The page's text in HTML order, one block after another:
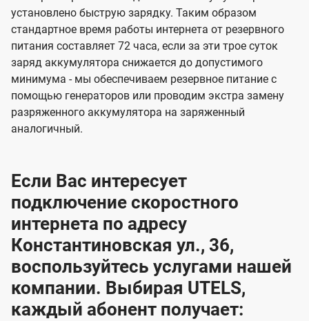
установлено быструю зарядку. Таким образом
стандартное время работы интернета от резервного
питания составляет 72 часа, если за эти трое суток
заряд аккумулятора снижается до допустимого
минимума - мы обеспечиваем резервное питание с
помощью генераторов или проводим экстра замену
разряженного аккумулятора на заряженный
аналогичный.
Если Вас интересует
подключение скоростного
интернета по адресу
Константиновская ул., 36,
воспользуйтесь услугами нашей
компании. Выбирая UTELS,
каждый абонент получает: